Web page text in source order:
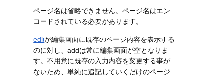
ページ名は省略できません。ページ名はエン
コードされている必要があります。
editが編集画面に既存のページ内容を表示する
のに対し、addは常に編集画面が空となりま
す。不用意に既存の入力内容を変更する事が
ないため、単純に追記していくだけのページ